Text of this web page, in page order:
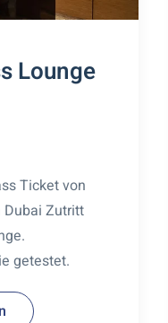
Lounge
Ticket von
Dubai Zutritt
getestet.